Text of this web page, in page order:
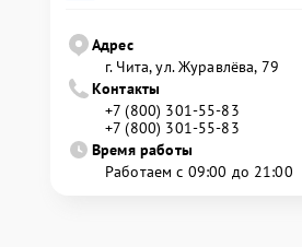
Адрес
г. Чита, ул. Журавлёва, 79
Контакты
+7 (800) 301-55-83
+7 (800) 301-55-83
Время работы
Работаем с 09:00 до 21:00